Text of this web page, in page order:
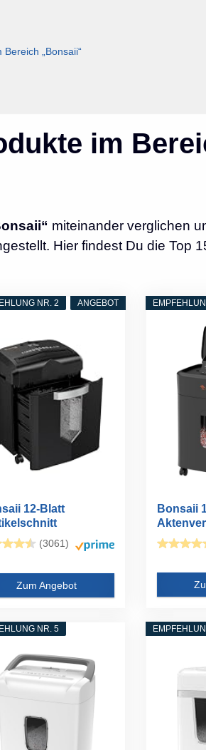
„Bonsaii“
im
miteinander verglichen
Hier findest Du die Top
ANGEBOT
NR. 2
12-Blatt
(3061)
Zum Angebot
Bonsaii
NR. 5